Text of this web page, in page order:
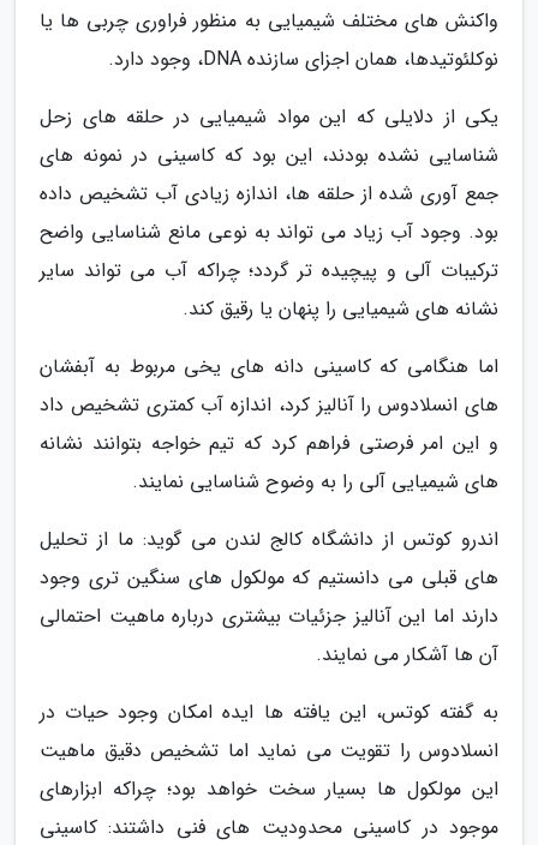
واکنش های مختلف شیمیایی به منظور فراوری چربی ها یا
نوکلئوتیدها، همان اجزای سازنده DNA، وجود دارد.
یکی از دلایلی که این مواد شیمیایی در حلقه های زحل
شناسایی نشده بودند، این بود که کاسینی در نمونه های
جمع آوری شده از حلقه ها، اندازه زیادی آب تشخیص داده
بود. وجود آب زیاد می تواند به نوعی مانع شناسایی واضح
ترکیبات آلی و پیچیده تر گردد؛ چراکه آب می تواند سایر
نشانه های شیمیایی را پنهان یا رقیق کند.
اما هنگامی که کاسینی دانه های یخی مربوط به آبفشان
های انسلادوس را آنالیز کرد، اندازه آب کمتری تشخیص داد
و این امر فرصتی فراهم کرد که تیم خواجه بتوانند نشانه
های شیمیایی آلی را به وضوح شناسایی نمایند.
اندرو کوتس از دانشگاه کالج لندن می گوید: ما از تحلیل
های قبلی می دانستیم که مولکول های سنگین تری وجود
دارند اما این آنالیز جزئیات بیشتری درباره ماهیت احتمالی
آن ها آشکار می نمایند.
به گفته کوتس، این یافته ها ایده امکان وجود حیات در
انسلادوس را تقویت می نماید اما تشخیص دقیق ماهیت
این مولکول ها بسیار سخت خواهد بود؛ چراکه ابزارهای
موجود در کاسینی محدودیت های فنی داشتند: کاسینی